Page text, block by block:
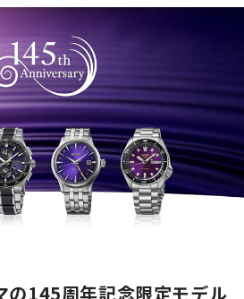
の145周年記念限定モデル